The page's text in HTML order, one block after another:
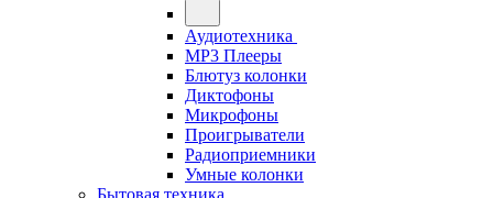
Аудиотехника
MP3 Плееры
Блютуз колонки
Диктофоны
Микрофоны
Проигрыватели
Радиоприемники
Умные колонки
Бытовая техника